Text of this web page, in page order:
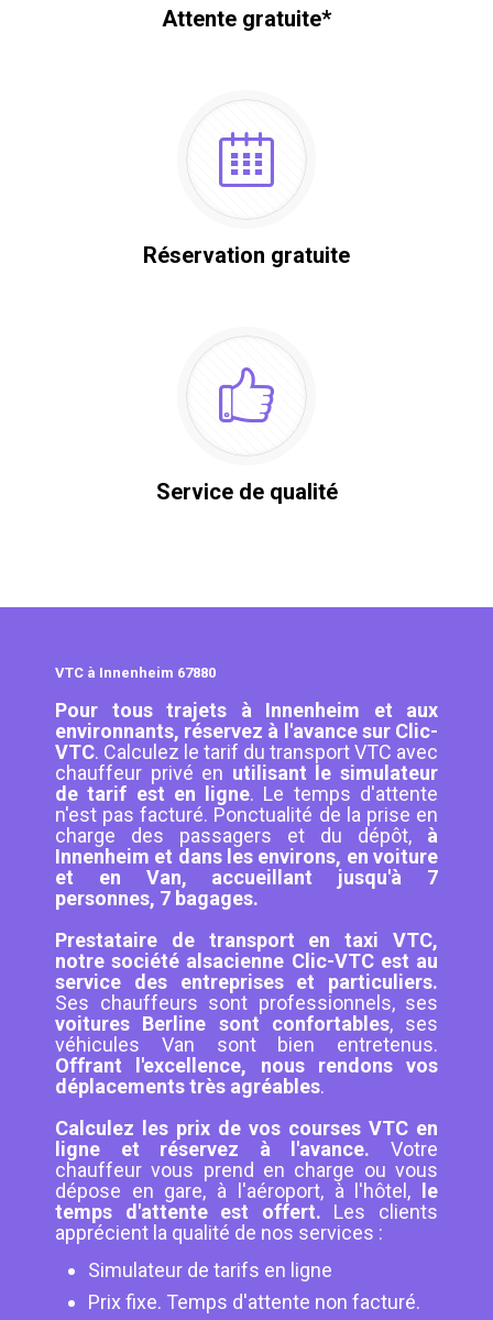
Attente gratuite*
Réservation gratuite
Service de qualité
VTC à Innenheim 67880
Pour tous trajets à Innenheim et aux
environnants, réservez à l'avance sur Clic-
VTC. Calculez le tarif du transport VTC avec
chauffeur privé en utilisant le simulateur
de tarif est en ligne. Le temps d'attente
n'est pas facturé. Ponctualité de la prise en
charge des passagers et du dépôt, à
Innenheim et dans les environs, en voiture
et en Van, accueillant jusqu'à 7
personnes, 7 bagages.
Prestataire de transport en taxi VTC,
notre société alsacienne Clic-VTC est au
service des entreprises et particuliers.
Ses chauffeurs sont professionnels, ses
voitures Berline sont confortables, ses
véhicules Van sont bien entretenus.
Offrant l'excellence, nous rendons vos
déplacements très agréables.
Calculez les prix de vos courses VTC en
ligne et réservez à l'avance. Votre
chauffeur vous prend en charge ou vous
dépose en gare, à l'aéroport, à l'hôtel,
le
temps d'attente est offert. Les clients
apprécient la qualité de nos services :
Simulateur de tarifs en ligne
Prix fixe. Temps d'attente non facturé.